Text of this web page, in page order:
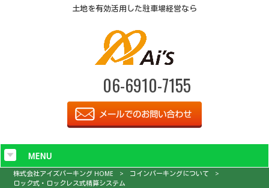
土地を有効活用した駐車場経営なら
06-6910-7155
MENU
株式会社アイズパーキング HOME > コインパーキングについて
>
ロック式・ロックレス式精算システム